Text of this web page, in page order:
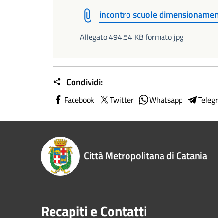
incontro scuole
Allegato 494.54 KB formato jpg
Condividi:
Facebook Twitter Whatsapp
Città Metropolitana di Catania
Recapiti e Contatti